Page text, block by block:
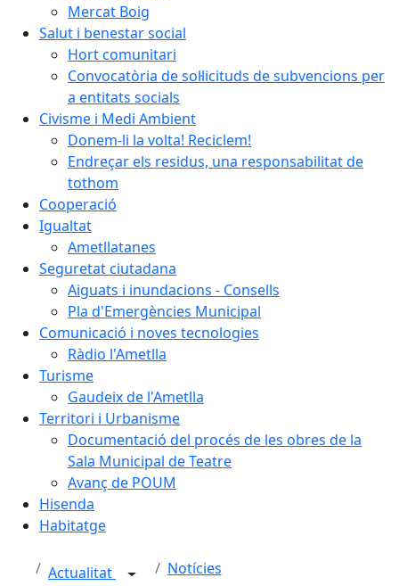
Mercat Boig
Salut i benestar social
Hort comunitari
Convocatòria de sol·licituds de subvencions per
a entitats socials
Civisme i Medi Ambient
Donem-li la volta! Reciclem!
Endreçar els residus, una responsabilitat de
tothom
Cooperació
Igualtat
Ametllatanes
Seguretat ciutadana
Aiguats i inundacions - Consells
Pla d'Emergències Municipal
Comunicació i noves tecnologies
Ràdio l'Ametlla
Turisme
Gaudeix de l'Ametlla
Territori i Urbanisme
Documentació del procés de les obres de la
Sala Municipal de Teatre
Avanç de POUM
Hisenda
Habitatge
Actualitat Notícies